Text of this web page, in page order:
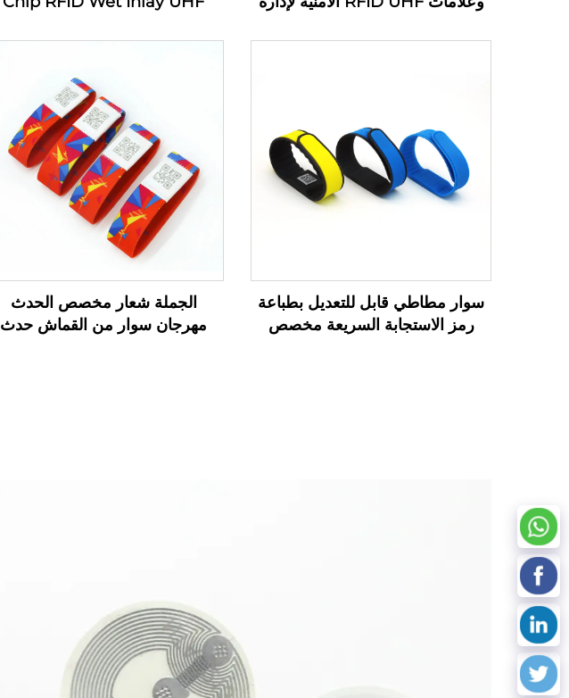
سوار مطاطي قابل للتعديل بطباعة
رمز الاستجابة السريعة مخصص
الجملة شعار مخصص الحدث
مهرجان سوار من القماش حدث